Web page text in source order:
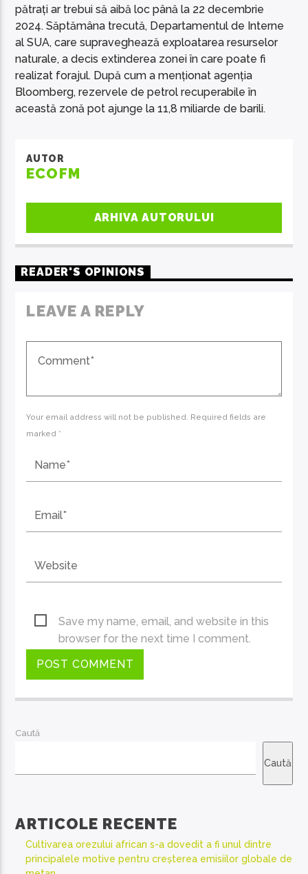
pătrați ar trebui să aibă loc până la 22 decembrie
2024. Săptămâna trecută, Departamentul de Interne
al SUA, care supraveghează exploatarea resurselor
naturale, a decis extinderea zonei în care poate fi
realizat forajul. După cum a menționat agenția
Bloomberg, rezervele de petrol recuperabile în
această zonă pot ajunge la 11,8 miliarde de barili.
AUTOR
ECOFM
ARHIVA AUTORULUI
READER'S OPINIONS
LEAVE A REPLY
Your email address will not be published. Required fields are
marked *
Save my name, email, and website in this
browser for the next time I comment.
Caută
Caută
ARTICOLE RECENTE
Cultivarea orezului african s-a dovedit a fi unul dintre
principalele motive pentru creșterea emisiilor globale de